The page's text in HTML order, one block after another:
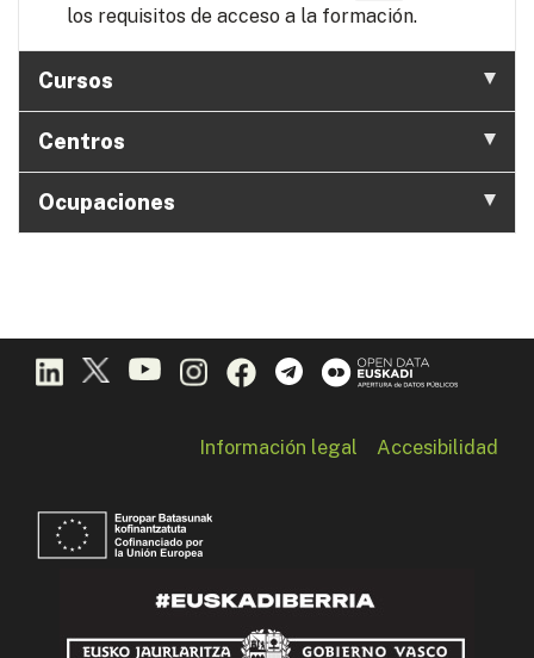
los requisitos de acceso a la formación.
Cursos
Centros
Ocupaciones
Información legal Accesibilidad